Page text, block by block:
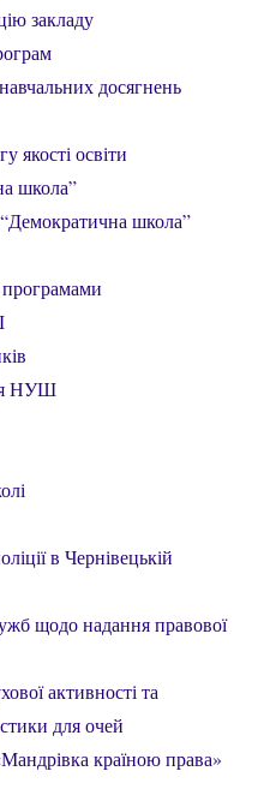
закладу
досягнень
якості освіти
школа”
школа”
НУШ
в Чернівецькій
щодо надання правової
активності та
для очей
країною права»